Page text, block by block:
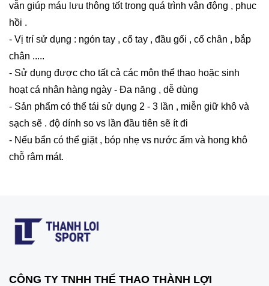
vẫn giúp máu lưu thông tốt trong quá trình vận động , phục
hồi .
- Vị trí sử dụng : ngón tay , cổ tay , đầu gối , cổ chân , bắp
chân .....
- Sử dụng được cho tất cả các môn thể thao hoặc sinh
hoạt cá nhân hàng ngày - Đa năng , dễ dùng
- Sản phẩm có thể tái sử dụng 2 - 3 lần , miễn giữ khô và
sạch sẽ . độ dính so vs lần đầu tiên sẽ ít đi
- Nếu bẩn có thể giặt , bóp nhẹ vs nước ấm và hong khô
chỗ râm mát.
CÔNG TY TNHH THỂ THAO THÀNH LỢI